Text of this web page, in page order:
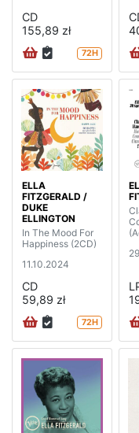
CD
155,89 zł
72H
ELLA
FITZGERALD /
DUKE
ELLINGTON
In The Mood For
Happiness (2CD)
11.10.2024
CD
59,89 zł
72H